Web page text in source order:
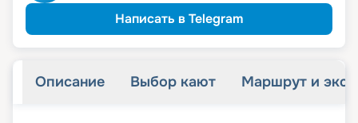
Написать в Telegram
Описание Выбор кают Маршрут и